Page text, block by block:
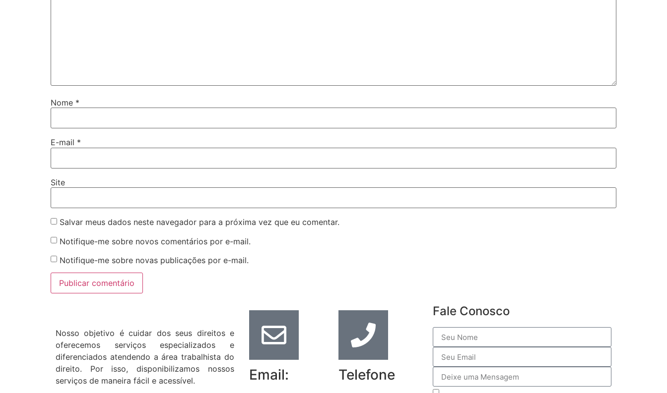
Nome *
E-mail *
Site
Salvar meus dados neste navegador para a próxima vez que eu comentar.
Notifique-me sobre novos comentários por e-mail.
Notifique-me sobre novas publicações por e-mail.
Nosso objetivo é cuidar dos seus direitos e
oferecemos serviços especializados e
diferenciados atendendo a área trabalhista do
direito. Por isso, disponibilizamos nossos
serviços de maneira fácil e acessível.
Email: Telefone
Fale Conosco